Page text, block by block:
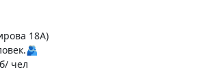
18А)
чел